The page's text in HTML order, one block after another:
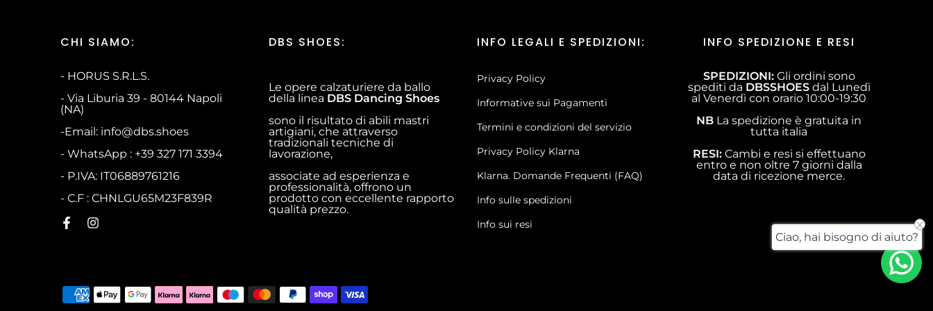
CHI SIAMO:
- HORUS S.R.L.S.
- Via Liburia 39 - 80144 Napoli
(NA)
-Email: info@dbs.shoes
- WhatsApp : +39 327 171 3394
- P.IVA: IT06889761216
- C.F : CHNLGU65M23F839R
DBS SHOES:
Le opere calzaturiere da ballo
della linea DBS Dancing Shoes
sono il risultato di abili mastri
artigiani, che attraverso
tradizionali tecniche di
lavorazione,
associate ad esperienza e
professionalità, offrono un
prodotto con eccellente rapporto
qualità prezzo.
INFO LEGALI E SPEDIZIONI:
Privacy Policy
Informative sui Pagamenti
Termini e condizioni del servizio
Privacy Policy Klarna
Klarna. Domande Frequenti (FAQ)
Info sulle spedizioni
Info sui resi
INFO SPEDIZIONE E RESI
SPEDIZIONI:Gli ordini sono
spediti da DBSSHOESdal Lunedì
al Venerdì con orario 10:00-19:30
NB La spedizione è gratuita in
tutta italia
RESI:Cambi e resi si effettuano
entro e non oltre 7 giorni dalla
data di ricezione merce.
Ciao, hai bisogno di aiuto?